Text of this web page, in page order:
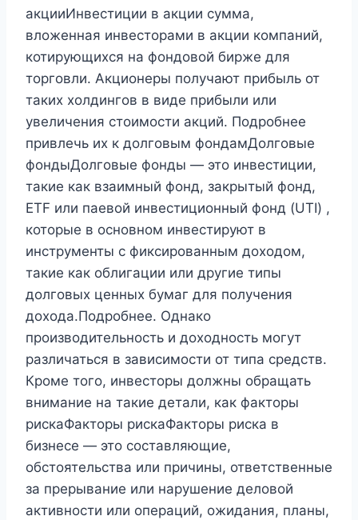
акцииИнвестиции в акции сумма,
вложенная инвесторами в акции компаний,
котирующихся на фондовой бирже для
торговли. Акционеры получают прибыль от
таких холдингов в виде прибыли или
увеличения стоимости акций. Подробнее
привлечь их к долговым фондамДолговые
фондыДолговые фонды — это инвестиции,
такие как взаимный фонд, закрытый фонд,
ETF или паевой инвестиционный фонд (UTI) ,
которые в основном инвестируют в
инструменты с фиксированным доходом,
такие как облигации или другие типы
долговых ценных бумаг для получения
дохода.Подробнее. Однако
производительность и доходность могут
различаться в зависимости от типа средств.
Кроме того, инвесторы должны обращать
внимание на такие детали, как факторы
рискаФакторы рискаФакторы риска в
бизнесе — это составляющие,
обстоятельства или причины, ответственные
за прерывание или нарушение деловой
активности или операций, ожидания, планы,